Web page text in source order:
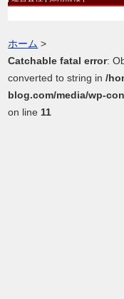
ホーム >
Catchable fatal error:
converted to string in/
blog.com/media/wp-
on line 11